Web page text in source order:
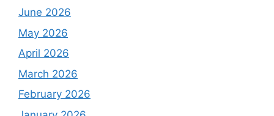
June 2026
May 2026
April 2026
March 2026
February 2026